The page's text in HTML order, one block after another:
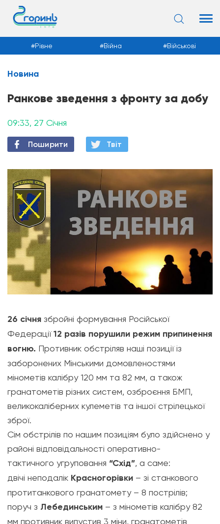
Новини
Рівне Війна Військові
Новина
Ранкове зведення з фронту за добу
09:33, 27 Січня
Поширити Твiт
26 січня збройні формування Російської
Федерації12 разів порушили режим припинення
вогню. Противник обстріляв наші позиції із
заборонених Мінськими домовленостями
мінометів калібру 120 мм та 82 мм, а також
гранатометів різних систем, озброєння БМП,
великокаліберних кулеметів та іншої стрілецької
зброї.
Сім обстрілів по нашим позиціям було здійснено у
районі відповідальності оперативно-
тактичного угруповання “Схід”, а саме:
двічі неподалік Красногорівки – зі станкового
протитанкового гранатомету – 8 пострілів;
поруч з Лебединським – з мінометів калібру 82
мм противник випустив 3 міни, гранатометів